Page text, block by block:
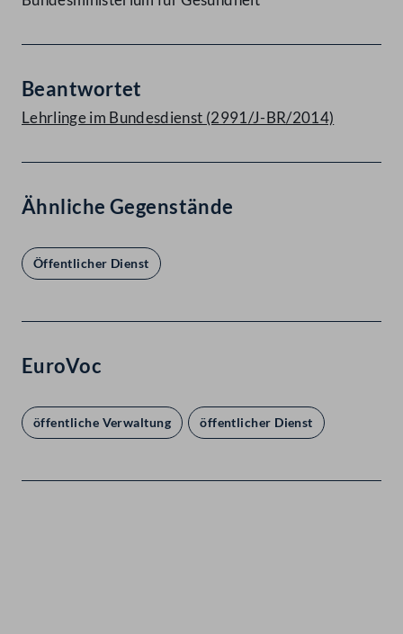
Beantwortet
Lehrlinge im Bundesdienst (2991/J-BR/2014)
Ähnliche Gegenstände
Öffentlicher Dienst
EuroVoc
öffentliche Verwaltung öffentlicher Dienst